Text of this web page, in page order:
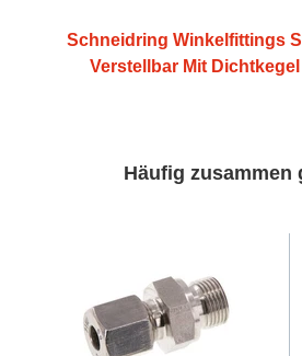
Schneidring Winkelfittings
Verstellbar Mit
Häufig zusammen